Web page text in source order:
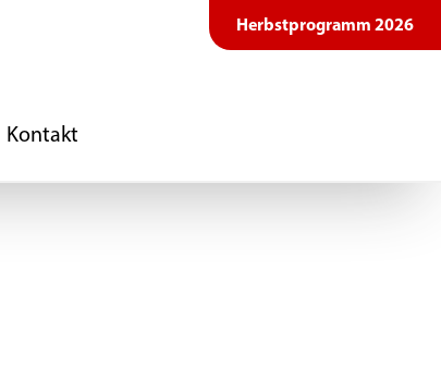
Herbstprogramm 2026
Kontakt